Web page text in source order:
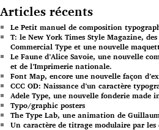
Articles récents
Le Petit manuel de composition
T: le New York Times Style Magazine,
Commercial Type et une nouvelle
Le Faune d’Alice Savoie, une nouvelle
et de l’Imprimerie nationale.
Font Map, encore une nouvelle façon
CCC OD: Naissance d’un caractère
Adele Type, une nouvelle fonderie made
Typo/graphic posters
The Type Lab, une animation de
Un caractère de titrage modulaire par